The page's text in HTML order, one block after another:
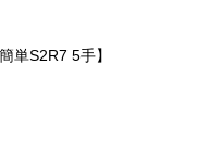
単S2R7 5手】